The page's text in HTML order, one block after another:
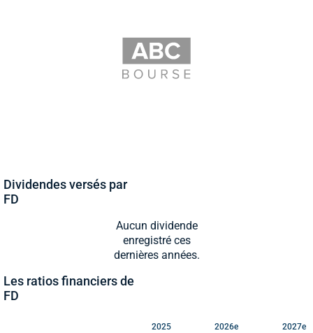
Dividendes versés par
FD
Aucun dividende
enregistré ces
dernières années.
Les ratios financiers de
FD
2025 2026e 2027e